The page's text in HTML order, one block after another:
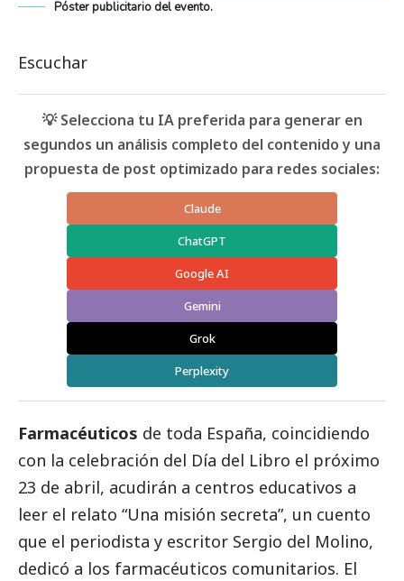
Póster publicitario del evento.
Escuchar
💡 Selecciona tu IA preferida para generar en
segundos un análisis completo del contenido y una
propuesta de post optimizado para redes sociales:
Claude
ChatGPT
Google AI
Gemini
Grok
Perplexity
Farmacéuticos de toda España, coincidiendo
con la celebración del Día del Libro el próximo
23 de abril, acudirán a centros educativos a
leer el relato “Una misión secreta”, un cuento
que el periodista y escritor Sergio del Molino,
dedicó a los farmacéuticos comunitarios. El